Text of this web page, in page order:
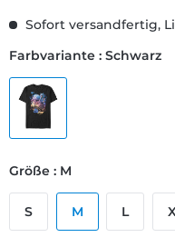
Sofort versandfertig,
Farbvariante : Schwarz
Größe : M
S M L